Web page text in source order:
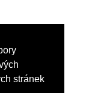
stránek